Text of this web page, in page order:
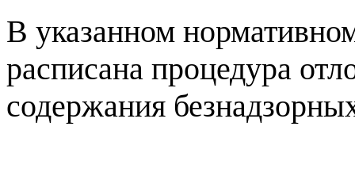
В указанном
расписана процедура
содержания